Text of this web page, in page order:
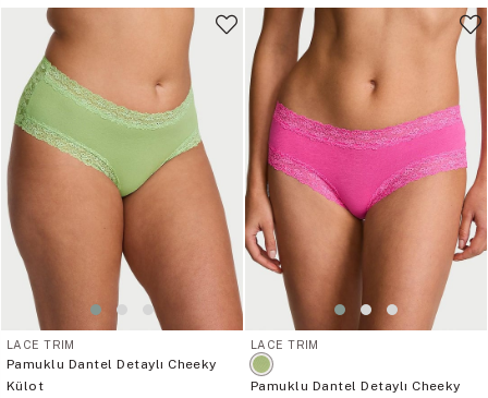
LACE TRIM
Pamuklu Dantel Detaylı Cheeky
Külot
LACE TRIM
Pamuklu Dantel Detaylı Cheeky